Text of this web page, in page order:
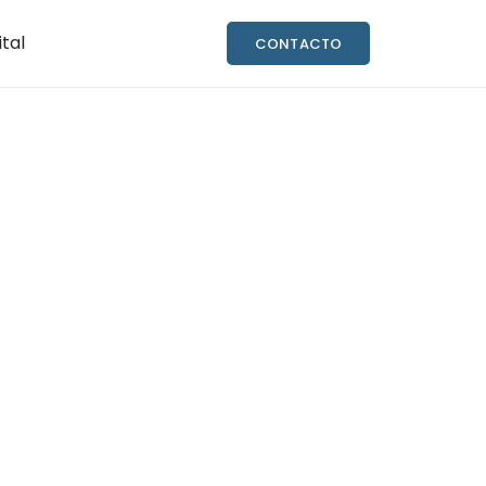
CONTACTO